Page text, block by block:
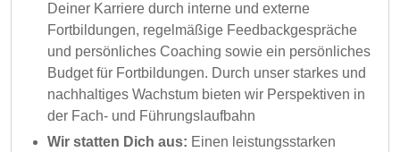
Deiner Karriere durch interne und externe
Fortbildungen, regelmäßige Feedbackgespräche
und persönliches Coaching sowie ein persönliches
Budget für Fortbildungen. Durch unser starkes und
nachhaltiges Wachstum bieten wir Perspektiven in
der Fach- und Führungslaufbahn
Wir statten Dich aus: Einen leistungsstarken